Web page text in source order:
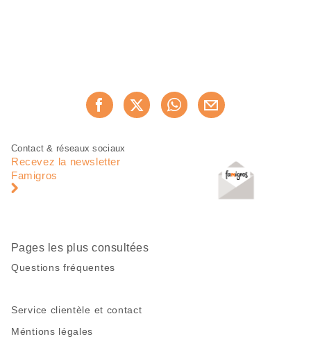
Recommander maintenant
Pied
page
Navigation
pied
Contact & réseaux sociaux
Recevez la newsletter
Famigros
Pages les plus consultées
Questions fréquentes
Service clientèle et contact
Méntions légales